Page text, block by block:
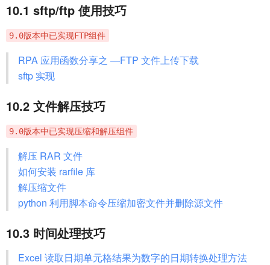
10.1 sftp/ftp 使用技巧
9.0版本中已实现FTP组件
RPA 应用函数分享之 —FTP 文件上传下载
sftp 实现
10.2 文件解压技巧
9.0版本中已实现压缩和解压组件
解压 RAR 文件
如何安装 rarfile 库
解压缩文件
python 利用脚本命令压缩加密文件并删除源文件
10.3 时间处理技巧
Excel 读取日期单元格结果为数字的日期转换处理方法